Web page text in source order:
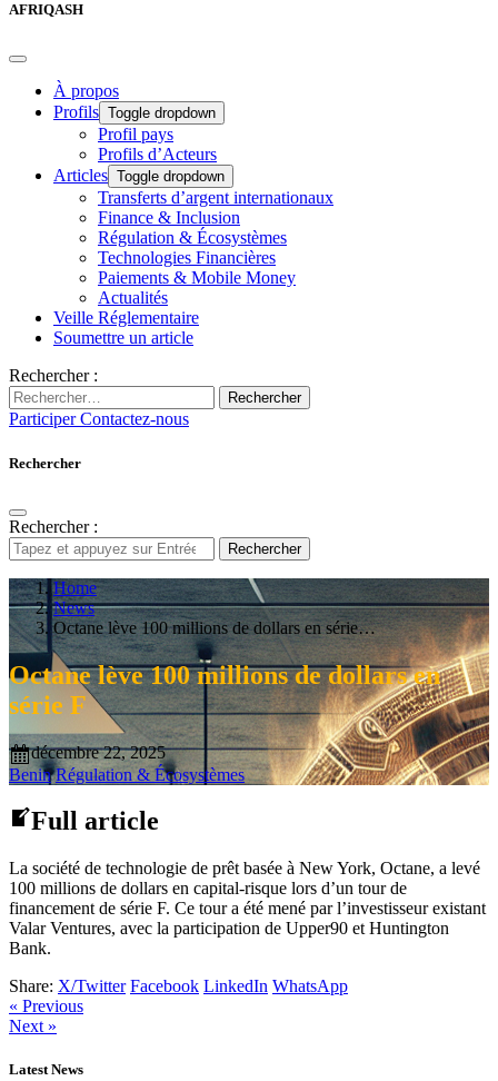
AFRIQASH
À propos
Profils Toggle dropdown
Profil pays
Profils d’Acteurs
Articles Toggle dropdown
Transferts d’argent internationaux
Finance & Inclusion
Régulation & Écosystèmes
Technologies Financières
Paiements & Mobile Money
Actualités
Veille Réglementaire
Soumettre un article
Rechercher :
Rechercher
ParticiperContactez-nous
Rechercher
Rechercher :
Rechercher
Home
News
Octane lève 100 millions de dollars en série…
Octane lève 100 millions de dollars en
série F
décembre 22, 2025
Benin Régulation & Écosystèmes
Full article
La société de technologie de prêt basée à New York, Octane, a levé
100 millions de dollars en capital-risque lors d’un tour de
financement de série F. Ce tour a été mené par l’investisseur existant
Valar Ventures, avec la participation de Upper90 et Huntington
Bank.
Share: X/Twitter Facebook LinkedIn WhatsApp
« Previous
Next »
Latest News